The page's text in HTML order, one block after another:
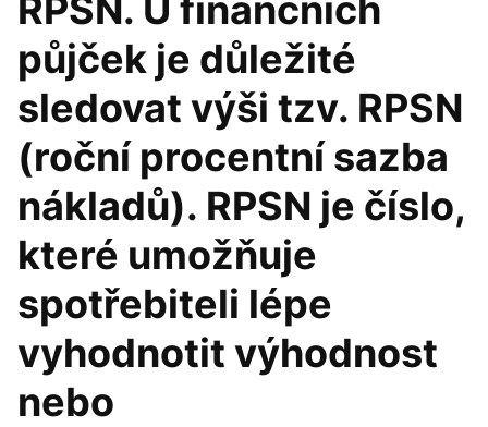
RPSN. U finančních
půjček je důležité
sledovat výši tzv. RPSN
(roční procentní sazba
nákladů). RPSN je číslo,
které umožňuje
spotřebiteli lépe
vyhodnotit výhodnost
nebo